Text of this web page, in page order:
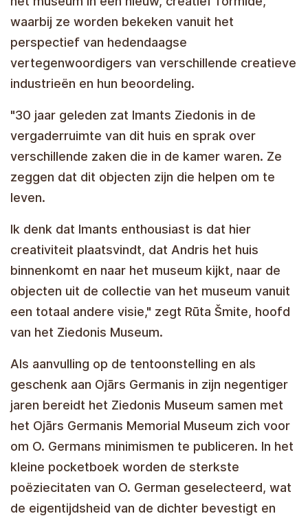
waarbij ze worden bekeken vanuit het
perspectief van hedendaagse
vertegenwoordigers van verschillende creatieve
industrieën en hun beoordeling.
"30 jaar geleden zat Imants Ziedonis in de
vergaderruimte van dit huis en sprak over
verschillende zaken die in de kamer waren. Ze
zeggen dat dit objecten zijn die helpen om te
leven.
Ik denk dat Imants enthousiast is dat hier
creativiteit plaatsvindt, dat Andris het huis
binnenkomt en naar het museum kijkt, naar de
objecten uit de collectie van het museum vanuit
een totaal andere visie," zegt Rūta Šmite, hoofd
van het Ziedonis Museum.
Als aanvulling op de tentoonstelling en als
geschenk aan Ojārs Germanis in zijn negentiger
jaren bereidt het Ziedonis Museum samen met
het Ojārs Germanis Memorial Museum zich voor
om O. Germans minimismen te publiceren. In het
kleine pocketboek worden de sterkste
poëziecitaten van O. German geselecteerd, wat
de eigentijdsheid van de dichter bevestigt en